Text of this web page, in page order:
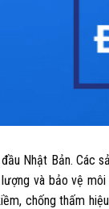
Nhật Bản. Các
và bảo vệ
chống thấm